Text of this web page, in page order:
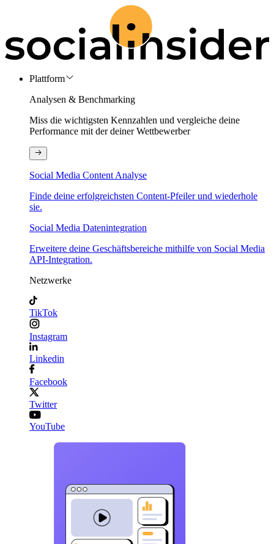
Plattform
Analysen & Benchmarking
Miss die wichtigsten Kennzahlen und vergleiche deine
Performance mit der deiner Wettbewerber
Social Media Content Analyse
Finde deine erfolgreichsten Content-Pfeiler und wiederhole
sie.
Social Media Datenintegration
Erweitere deine Geschäftsbereiche mithilfe von Social Media
API-Integration.
Netzwerke
TikTok
Instagram
Linkedin
Facebook
Twitter
YouTube